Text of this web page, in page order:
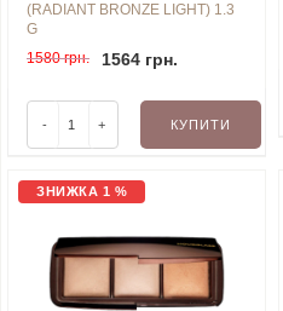
(RADIANT BRONZE LIGHT) 1.3
G
1580 грн.
1564 грн.
- + КУПИТИ
ЗНИЖКА 1 %